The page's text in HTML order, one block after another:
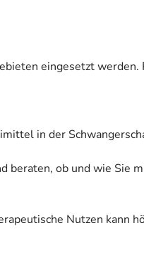
eingesetzt werden.
in der
beraten, ob und wie Sie
Nutzen kann